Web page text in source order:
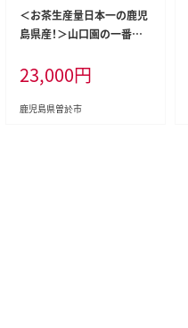
＜お茶生産量日本一の鹿児
島県産！＞山口園の一番人
煎茶セット(煎茶100g×14
本・合計1.4kg)飲料お茶緑
茶【お茶の山口園】B108-v0
23,000円
鹿児島県曽於市